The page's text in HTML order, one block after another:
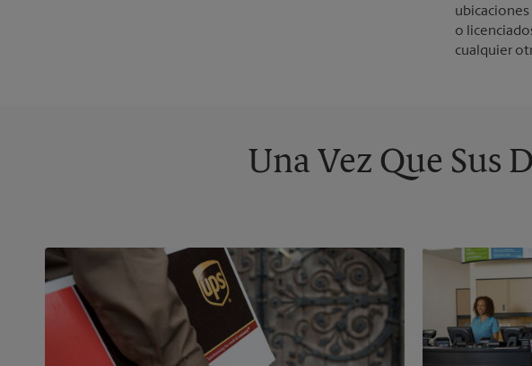
ubicaciones
o
cualquier
Una Vez Que Sus